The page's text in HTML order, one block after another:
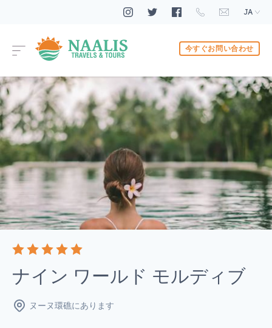
JA
今すぐお問い合わせ
ナイン ワールド モルディブ
ヌーヌ環礁にあります